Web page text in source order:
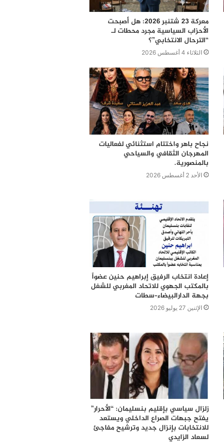
معركة 23 شتنبر 2026: هل أصبحت
الأحزاب السياسية مجرد محطات لـ
“الترحال الانتخابي”؟
الثلاثاء 4 أغسطس 2026
نجاح باهر واختتام استثنائي لفعاليات
المهرجان الثقافي والسياحي
بالمنصورية.
الأحد 2 أغسطس 2026
إعادة انتخاب الرفيق إبراهيم حنين عضواً
بالمكتب الجهوي للاتحاد المغربي للشغل
بجهة الدارالبيضاء–سطات
الإثنين 27 يوليو 2026
زلزال سياسي بإقليم بنسليمان: “الأحرار”
يفتح جبهات الصراع الداخلي ويستعد
للانتخابات بإنزال جديد وترشيح مفاجئ
لسعاد الزايدي